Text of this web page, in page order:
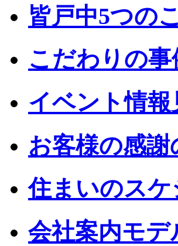
皆戸中5つの
こだわりの事
イベント情
お客様の感謝
住まいのス
会社案内モ